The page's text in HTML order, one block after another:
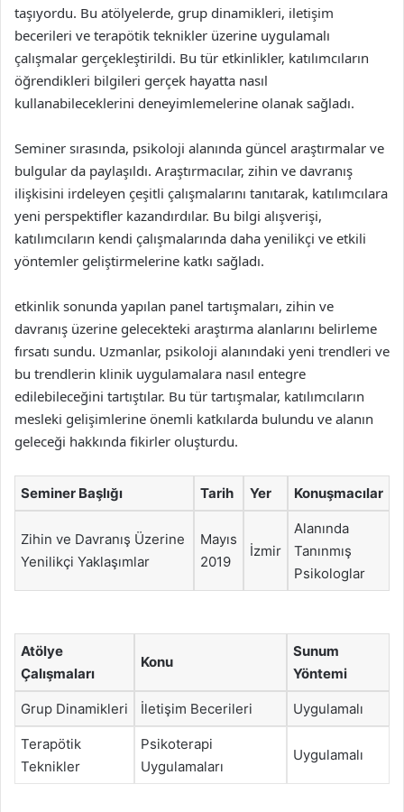
taşıyordu. Bu atölyelerde, grup dinamikleri, iletişim
becerileri ve terapötik teknikler üzerine uygulamalı
çalışmalar gerçekleştirildi. Bu tür etkinlikler, katılımcıların
öğrendikleri bilgileri gerçek hayatta nasıl
kullanabileceklerini deneyimlemelerine olanak sağladı.
Seminer sırasında, psikoloji alanında güncel araştırmalar ve
bulgular da paylaşıldı. Araştırmacılar, zihin ve davranış
ilişkisini irdeleyen çeşitli çalışmalarını tanıtarak, katılımcılara
yeni perspektifler kazandırdılar. Bu bilgi alışverişi,
katılımcıların kendi çalışmalarında daha yenilikçi ve etkili
yöntemler geliştirmelerine katkı sağladı.
etkinlik sonunda yapılan panel tartışmaları, zihin ve
davranış üzerine gelecekteki araştırma alanlarını belirleme
fırsatı sundu. Uzmanlar, psikoloji alanındaki yeni trendleri ve
bu trendlerin klinik uygulamalara nasıl entegre
edilebileceğini tartıştılar. Bu tür tartışmalar, katılımcıların
mesleki gelişimlerine önemli katkılarda bulundu ve alanın
geleceği hakkında fikirler oluşturdu.
Seminer Başlığı Tarih Yer Konuşmacılar
Zihin ve Davranış Üzerine
Yenilikçi Yaklaşımlar
Mayıs
2019
İzmir
Alanında
Tanınmış
Psikologlar
Atölye
Çalışmaları
Konu
Sunum
Yöntemi
Grup Dinamikleri İletişim Becerileri Uygulamalı
Terapötik
Teknikler
Psikoterapi
Uygulamaları
Uygulamalı